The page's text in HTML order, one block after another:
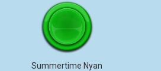
Summertime Nyan